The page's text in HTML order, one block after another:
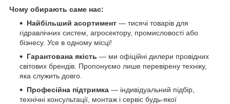
Чому обирають саме нас:
Найбільший асортимент — тисячі товарів для
гідравлічних систем, агросектору, промисловості або
бізнесу. Усе в одному місці!
Гарантована якість — ми офіційні дилери провідних
світових брендів. Пропонуємо лише перевірену техніку,
яка служить довго.
Професійна підтримка — індивідуальний підбір,
технічні консультації, монтаж і сервіс будь-якої